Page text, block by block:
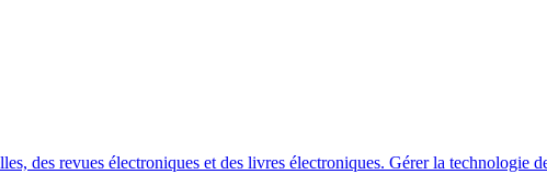
des revues électroniques et des livres électroniques. Gérer la technologie